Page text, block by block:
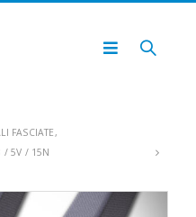
FASCIATE,
/ 5V / 15N